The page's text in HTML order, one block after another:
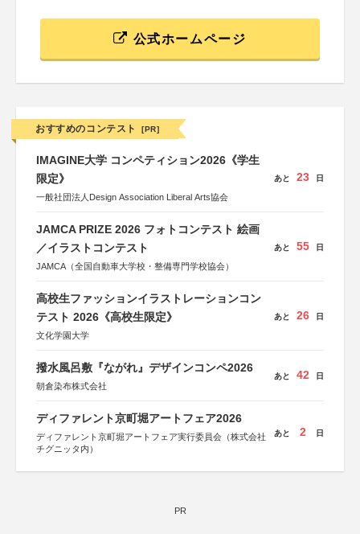
公式ホームページ
おすすめのコンテスト [PR]
IMAGINE大学 コンペティション2026《学生
限定》
一般社団法人Design Association Liberal Arts協会
あと 23 日
JAMCA PRIZE 2026 フォトコンテスト 絵画
／イラストコンテスト
JAMCA（全国自動車大学校・整備専門学校協会）
あと 55 日
高校生ファッションイラストレーションコン
テスト 2026《高校生限定》
文化学園大学
あと 26 日
撥水風呂敷『ながれ』デザインコンペ2026
朝倉染布株式会社
あと 42 日
ディファレント京町堀アートフェア2026
ディファレント京町堀アートフェア実行委員会（株式会社
チグニッタ内）
あと 2 日
PR